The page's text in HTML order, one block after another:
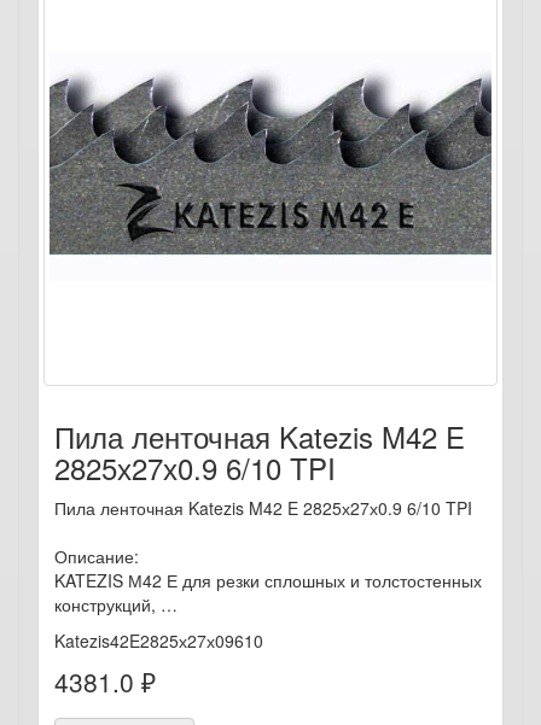
Пила ленточная Katezis M42 E
2825х27х0.9 6/10 TPI
Пила ленточная Katezis M42 E 2825х27х0.9 6/10 TPI
Описание:
KATEZIS М42 Е для резки сплошных и толстостенных
конструкций, …
Katezis42E2825х27х09610
4381.0 ₽